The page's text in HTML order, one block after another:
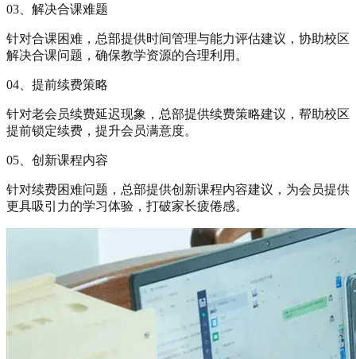
03、解决合课难题
针对合课困难，总部提供时间管理与能力评估建议，协助校区
解决合课问题，确保教学资源的合理利用。
04、提前续费策略
针对老会员续费延迟现象，总部提供续费策略建议，帮助校区
提前锁定续费，提升会员满意度。
05、创新课程内容
针对续费困难问题，总部提供创新课程内容建议，为会员提供
更具吸引力的学习体验，打破家长疲倦感。